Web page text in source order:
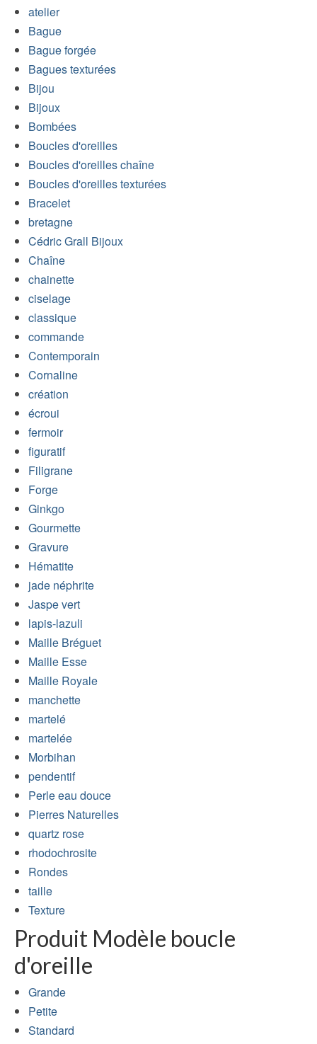
atelier
Bague
Bague forgée
Bagues texturées
Bijou
Bijoux
Bombées
Boucles d'oreilles
Boucles d'oreilles chaîne
Boucles d'oreilles texturées
Bracelet
bretagne
Cédric Grall Bijoux
Chaîne
chainette
ciselage
classique
commande
Contemporain
Cornaline
création
écroui
fermoir
figuratif
Filigrane
Forge
Ginkgo
Gourmette
Gravure
Hématite
jade néphrite
Jaspe vert
lapis-lazuli
Maille Bréguet
Maille Esse
Maille Royale
manchette
martelé
martelée
Morbihan
pendentif
Perle eau douce
Pierres Naturelles
quartz rose
rhodochrosite
Rondes
taille
Texture
Produit Modèle boucle
d'oreille
Grande
Petite
Standard